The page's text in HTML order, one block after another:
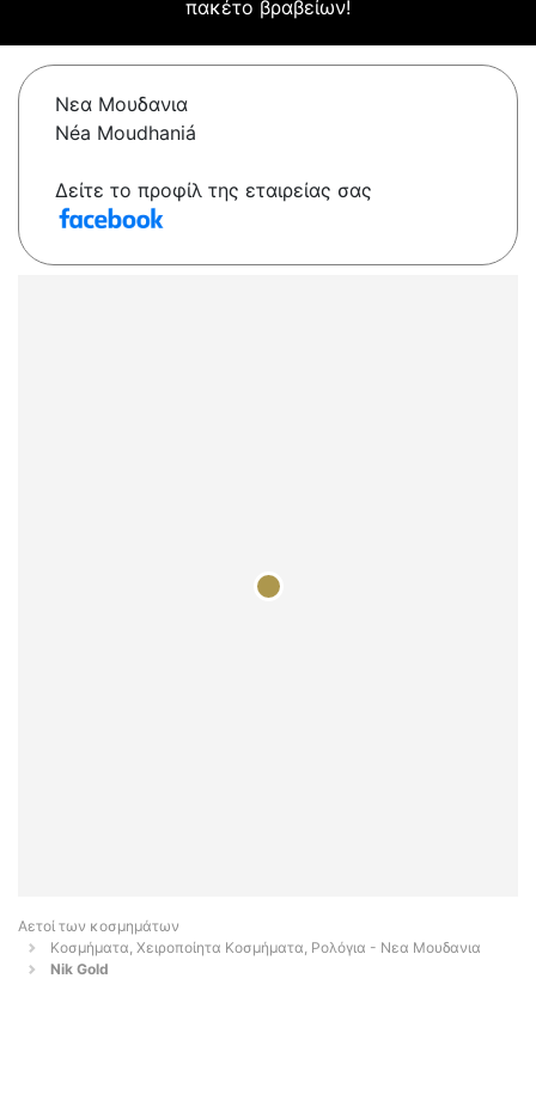
πακέτο βραβείων!
Νεα Μουδανια
Néa Moudhaniá
Δείτε το προφίλ της εταιρείας σας
Αετοί των κοσμημάτων
Κοσμήματα, Χειροποίητα Κοσμήματα, Ρολόγια - Νεα Μουδανια
Nik Gold